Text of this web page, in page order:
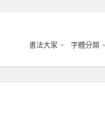
書法大家 字體分類